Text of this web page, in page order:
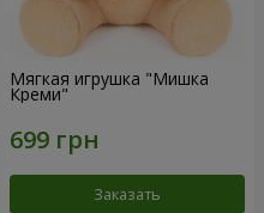
Мягкая игрушка "Мишка
Креми"
Заказать